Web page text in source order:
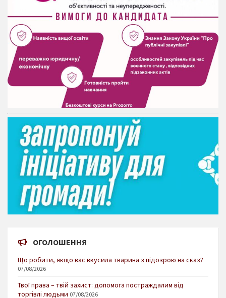
ОГОЛОШЕННЯ
Що робити, якщо вас вкусила тварина з підозрою на сказ?
07/08/2026
Твої права – твій захист: допомога постраждалим від
торгівлі людьми 07/08/2026